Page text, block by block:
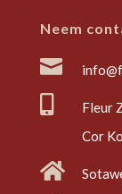
Neem

Fleur
Cor
